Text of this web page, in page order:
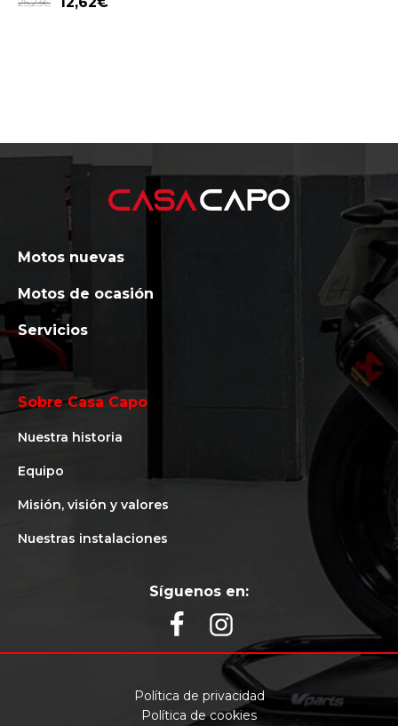
Motos nuevas
Motos de ocasión
Servicios
Sobre Casa Capo
Nuestra historia
Equipo
Misión, visión y valores
Nuestras instalaciones
Síguenos en:
Política de privacidad
Política de cookies